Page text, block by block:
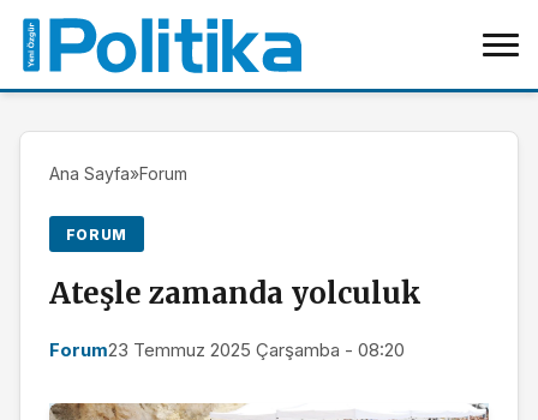
Ana Sayfa»Forum
FORUM
Ateşle zamanda yolculuk
Forum23 Temmuz 2025 Çarşamba - 08:20